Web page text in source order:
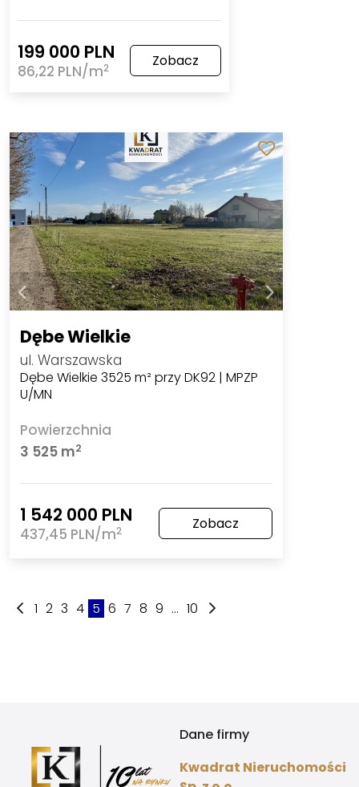
199 000 PLN
86,22 PLN/m2 Zobacz
Dębe Wielkie
ul. Warszawska
Dębe Wielkie 3525 m² przy DK92 | MPZP
U/MN
Powierzchnia
3 525 m2
1 542 000 PLN
437,45 PLN/m2 Zobacz
1 2 3 4 5 6 7 8 9 ... 10
Dane firmy
Kwadrat Nieruchomości